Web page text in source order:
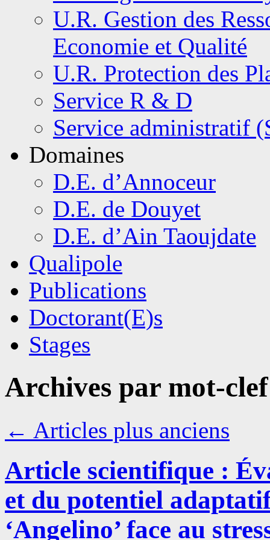
U.R. Gestion des
Economie et Qualité
U.R. Protection des
Service R & D
Service administratif
Domaines
D.E. d’Annoceur
D.E. de Douyet
D.E. d’Ain Taoujdate
Qualipole
Publications
Doctorant(E)s
Stages
Archives par mot-
← Articles plus anciens
Article scientifique :
et du potentiel
‘Angelino’ face au